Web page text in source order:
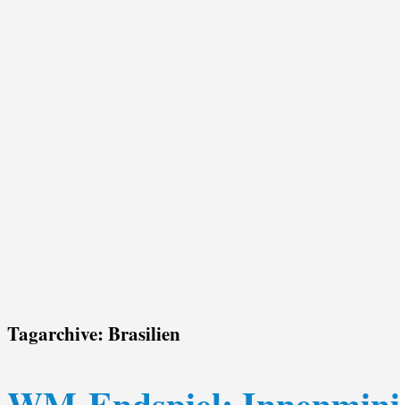
Tagarchive: Brasilien